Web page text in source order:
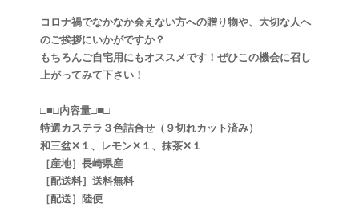
コロナ禍でなかなか会えない方への贈り物や、大切な人へ
のご挨拶にいかがですか？
もちろんご自宅用にもオススメです！ぜひこの機会に召し
上がってみて下さい！
□■□内容量□■□
特選カステラ３色詰合せ（９切れカット済み）
和三盆✕１、レモン✕１、抹茶✕１
［産地］長崎県産
［配送料］送料無料
［配送］陸便